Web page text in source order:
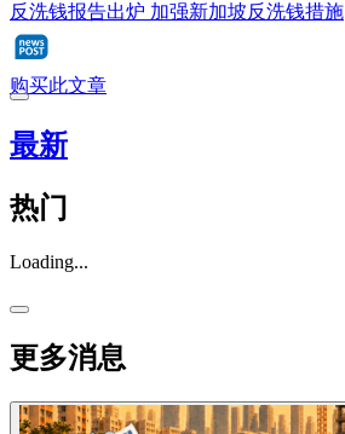
反洗钱报告出炉 加强新加坡反洗钱措施
购买此文章
最新
热门
Loading...
更多消息